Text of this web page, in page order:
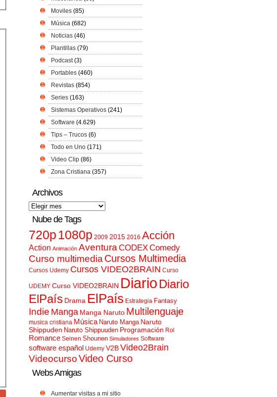
Moviles (85)
Música (682)
Noticias (46)
Plantillas (79)
Podcast(3)
Portables (460)
Revistas (854)
Series (163)
Sistemas Operativos (241)
Software (4.629)
Tips – Trucos (6)
Todo en Uno (171)
Video Clip (86)
Zona Cristiana (357)
Archivos
Nube de Tags
720p 1080p 2009 2015 2016 Acción
Action Animación AventuraCODEXComedy
Curso multimediaCursos Multimedia
Cursos Udemy Cursos VIDEO2BRAIN Curso
UDEMY Curso VIDEO2BRAIN Diario Diario
ElPaís Drama ElPaís Estrategia Fantasy
Indie Manga Manga Naruto Multilenguaje
musica cristiana Música Naruto Manga Naruto
Shippuden Naruto Shippuuden Programación Rol
Romance Seinen Shounen Simuladores Software
software español Udemy V2BVideo2Brain
VideocursoVideo Curso
Webs Amigas
Aumentar visitas a mi sitio